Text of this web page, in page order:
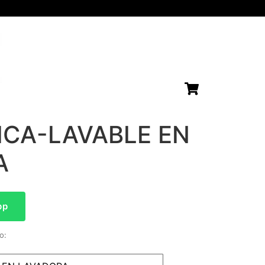
LAVABLE EN